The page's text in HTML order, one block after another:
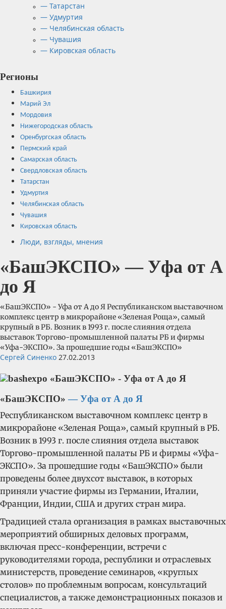
— Татарстан
— Удмуртия
— Челябинская область
— Чувашия
— Кировская область
Регионы
Башкирия
Марий Эл
Мордовия
Нижегородская область
Оренбургская область
Пермский край
Самарская область
Свердловская область
Татарстан
Удмуртия
Челябинская область
Чувашия
Кировская область
Люди, взгляды, мнения
«БашЭКСПО» — Уфа от А
до Я
«БашЭКСПО» - Уфа от А до Я Республиканском выставочном
комплекс центр в микрорайоне «Зеленая Роща», самый
крупный в РБ. Возник в 1993 г. после слияния отдела
выставок Торгово-промышленной палаты РБ и фирмы
«Уфа-ЭКСПО». За прошедшие годы «БашЭКСПО»
Сергей Синенко 27.02.2013
«БашЭКСПО»— Уфа от А до Я
Республиканском выставочном комплекс центр в
микрорайоне «Зеленая Роща», самый крупный в РБ.
Возник в 1993 г. после слияния отдела выставок
Торгово-промышленной палаты РБ и фирмы «Уфа-
ЭКСПО». За прошедшие годы «БашЭКСПО» были
проведены более двухсот выставок, в которых
приняли участие фирмы из Германии, Италии,
Франции, Индии, США и других стран мира.
Традицией стала организация в рамках выставочных
мероприятий обширных деловых программ,
включая пресс-конференции, встречи с
руководителями города, республики и отраслевых
министерств, проведение семинаров, «круглых
столов» по проблемным вопросам, консультаций
специалистов, а также демонстрационных показов и